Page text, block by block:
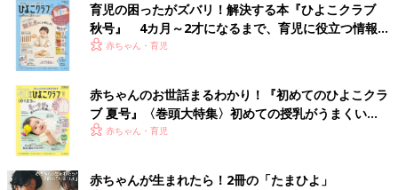
育児の困ったがズバリ！解決する本『ひよこクラブ
秋号』 4カ月～2才になるまで、育児に役立つ情報が
いっぱい！
赤ちゃん・育児
赤ちゃんのお世話まるわかり！『初めてのひよこクラ
ブ 夏号』〈巻頭大特集〉初めての授乳がうまくい
く！ おっぱい・ミルクの基本と夏のトラブル 解決テ
赤ちゃん・育児
赤ちゃんが生まれたら！2冊の「たまひよ」